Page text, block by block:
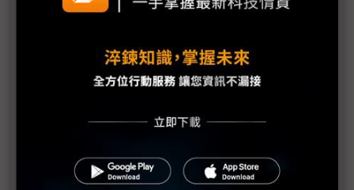
黃仁勳誠聘Groq 員工股權「折現」約9成隨CEO加
川普10萬美元H-1B簽證費用爭議延燒 美國商會提起
魏哲家自嘲含淚打造台積美廠 NYT剖析1.8萬條法規
從DeepSeek到H200鬆綁 盤點NVIDIA 2025年十大